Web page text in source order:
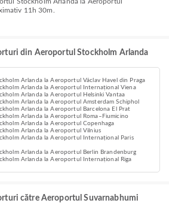
11h 30m.
din Aeroportul Stockholm Arlanda
Arlanda la Aeroportul Václav Havel din Praga
Arlanda la Aeroportul Internațional Viena
Arlanda la Aeroportul Helsinki Vantaa
Arlanda la Aeroportul Amsterdam Schiphol
Arlanda la Aeroportul Barcelona El Prat
Arlanda la Aeroportul Roma–Fiumicino
Arlanda la Aeroportul Copenhaga
Arlanda la Aeroportul Vilnius
Arlanda la Aeroportul Internațional Paris
Arlanda la Aeroportul Berlin Brandenburg
Arlanda la Aeroportul Internațional Riga
către Aeroportul Suvarnabhumi